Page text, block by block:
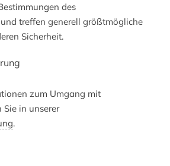
des
treffen generell größtmögliche
Sicherheit.
zum Umgang mit
in unserer
.